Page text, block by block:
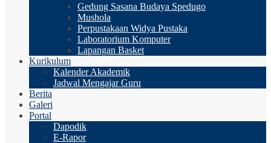
Gedung Sasana Budaya Spedugo
Mushola
Perpustakaan Widya Pustaka
Laboratorium Komputer
Lapangan Basket
Kurikulum
Kalender Akademik
Jadwal Mengajar Guru
Berita
Galeri
Portal
Dapodik
E-Rapor